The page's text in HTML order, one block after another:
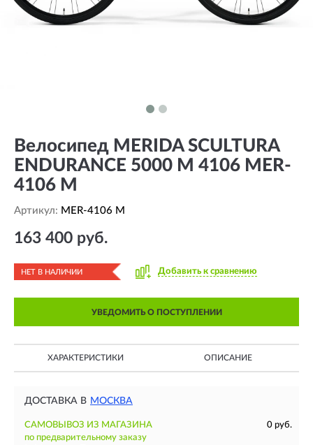
Велосипед MERIDA SCULTURA
ENDURANCE 5000 M 4106 MER-
4106 M
Артикул: MER-4106 M
163 400 руб.
НЕТ В НАЛИЧИИ Добавить к сравнению
УВЕДОМИТЬ О ПОСТУПЛЕНИИ
ХАРАКТЕРИСТИКИ ОПИСАНИЕ
ДОСТАВКА В МОСКВА
САМОВЫВОЗ ИЗ МАГАЗИНА
0 руб.
по предварительному заказу